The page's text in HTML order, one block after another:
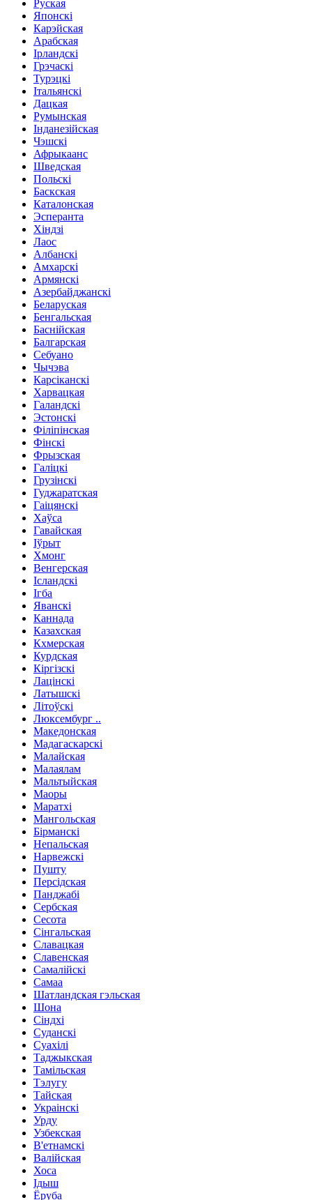
Руская
Японскі
Карэйская
Арабская
Ірландскі
Грэчаскі
Турэцкі
Італьянскі
Дацкая
Румынская
Інданезійская
Чэшскі
Афрыкаанс
Шведская
Польскі
Баскская
Каталонская
Эсперанта
Хіндзі
Лаос
Албанскі
Амхарскі
Армянскі
Азербайджанскі
Беларуская
Бенгальская
Баснійская
Балгарская
Себуано
Чычэва
Карсіканскі
Харвацкая
Галандскі
Эстонскі
Філіпінская
Фінскі
Фрызская
Галіцкі
Грузінскі
Гуджаратская
Гаіцянскі
Хаўса
Гавайская
Іўрыт
Хмонг
Венгерская
Ісландскі
Ігба
Яванскі
Каннада
Казахская
Кхмерская
Курдская
Кіргізскі
Лацінскі
Латышскі
Літоўскі
Люксембург ..
Македонская
Мадагаскарскі
Малайская
Малаялам
Мальтыйская
Маоры
Маратхі
Мангольская
Бірманскі
Непальская
Нарвежскі
Пушту
Персідская
Панджабі
Сербская
Сесота
Сінгальская
Славацкая
Славенская
Самалійскі
Самаа
Шатландская гэльская
Шона
Сіндхі
Суданскі
Суахілі
Таджыкская
Тамільская
Тэлугу
Тайская
Украінскі
Урду
Узбекская
В'етнамскі
Валійская
Хоса
Ідыш
Ёруба